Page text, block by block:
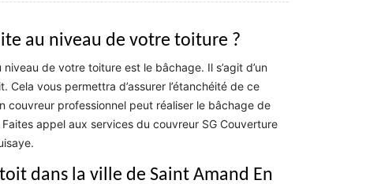
au niveau de votre toiture ?
de votre toiture est le bâchage. Il s’agit d’un
vous permettra d’assurer l’étanchéité de ce
couvreur professionnel peut réaliser le bâchage de
appel aux services du couvreur SG Couverture
dans la ville de Saint Amand En